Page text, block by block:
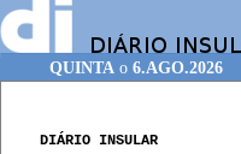
QUINTAo 6.AGO.2026
DIÁRIO INSULAR